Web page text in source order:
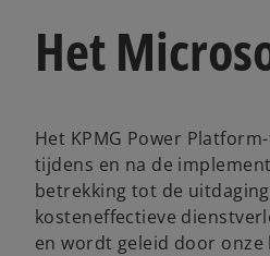
Het
Het KPMG Power
tijdens en na de
betrekking tot de
kosteneffectieve
en wordt geleid door onze